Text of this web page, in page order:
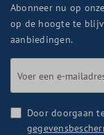
Abonneer nu op
op de hoogte te
aanbiedingen.
Door doorgaan